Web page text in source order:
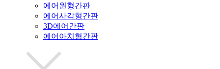
에어원형간판
에어사각형간판
3D에어간판
에어아치형간판